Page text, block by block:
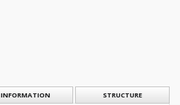
INFORMATION STRUCTURE